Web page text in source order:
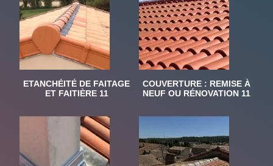
ETANCHÉITÉ DE FAITAGE
ET FAITIÈRE 11
COUVERTURE : REMISE À
NEUF OU RÉNOVATION 11